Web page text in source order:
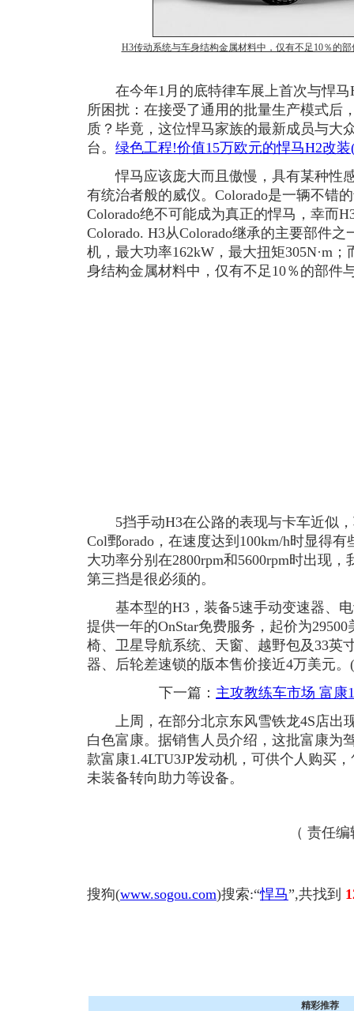
H3传动系统与车身结构金属材料中，仅有不足10％的
在今年1月的底特律车展上首次与悍马
所困扰：在接受了通用的批量生产模式后
质？毕竟，这位悍马家族的最新成员与大
台。 绿色工程!价值15万欧元的悍马H2改装
悍马应该庞大而且傲慢，具有某种性
有统治者般的威仪。Colorado是一辆不错
Colorado绝不可能成为真正的悍马，幸而
Colorado. H3从Colorado继承的主要部件
机，最大功率162kW，最大扭矩305N·m
身结构金属材料中，仅有不足10％的部件
5挡手动H3在公路的表现与卡车近似，
Col鄄orado，在速度达到100km/h时显得
大功率分别在2800rpm和5600rpm时出现
第三挡是很必须的。
基本型的H3，装备5速手动变速器、电
提供一年的OnStar免费服务，起价为
椅、卫星导航系统、天窗、越野包及33英
器、后轮差速锁的版本售价接近4万美元。
下一篇： 主攻教练车市场 富康
上周，在部分北京东风雪铁龙4S店出
白色富康。据销售人员介绍，这批富康为
款富康1.4LTU3JP发动机，可供个人购买
未装备转向助力等设备。
（ 责任
搜狗(www.sogou.com)搜索:“悍马”,共找到
精彩推荐